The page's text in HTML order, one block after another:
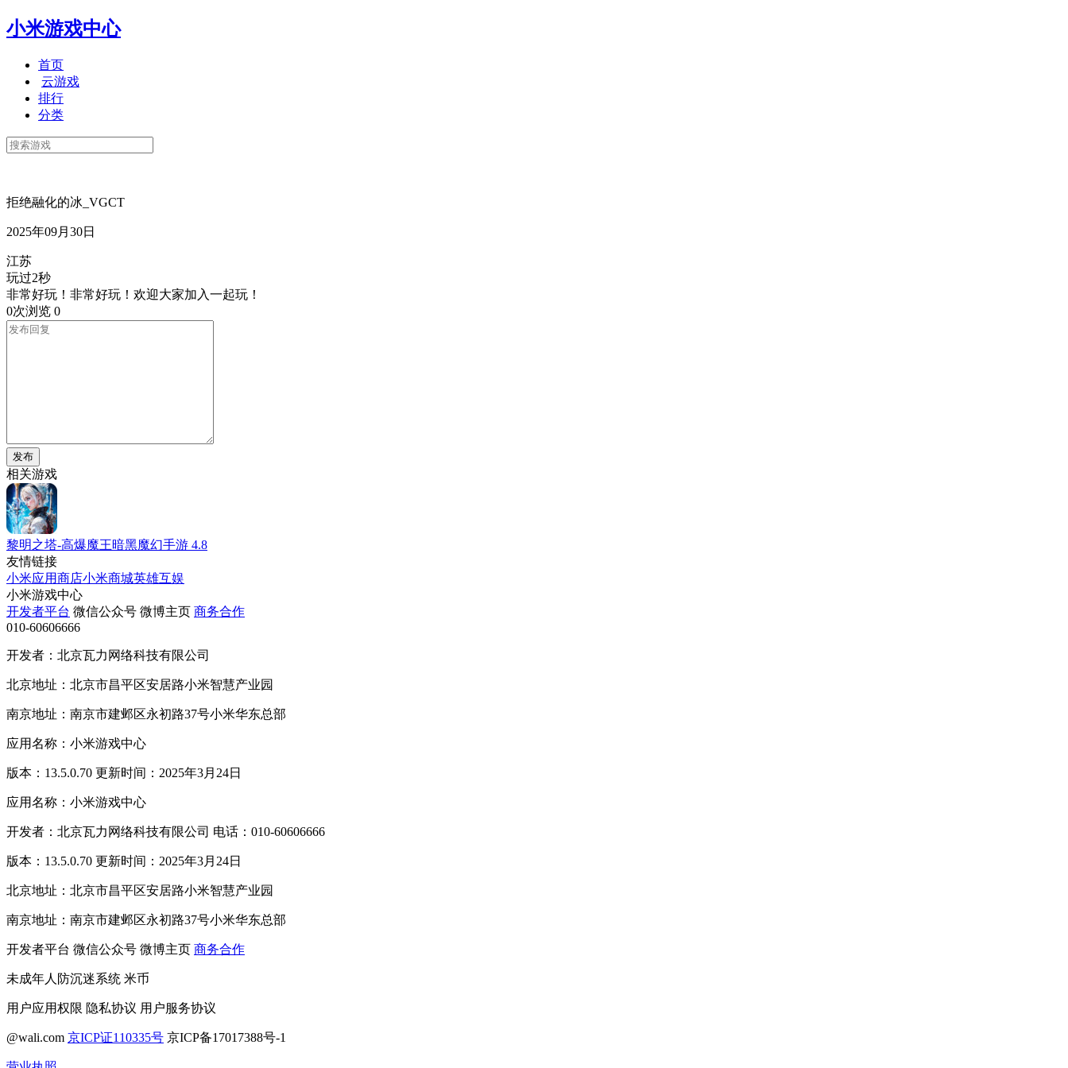
小米游戏中心
首页
云游戏
排行
分类
拒绝融化的冰_VGCT
2025年09月30日
江苏
玩过2秒
非常好玩！非常好玩！欢迎大家加入一起玩！
0次浏览 0
发布
相关游戏
黎明之塔-高爆魔王暗黑魔幻手游 4.8
友情链接
小米应用商店小米商城英雄互娱
小米游戏中心
开发者平台 微信公众号 微博主页 商务合作
010-60606666
开发者：北京瓦力网络科技有限公司
北京地址：北京市昌平区安居路小米智慧产业园
南京地址：南京市建邺区永初路37号小米华东总部
应用名称：小米游戏中心
版本：13.5.0.70 更新时间：2025年3月24日
应用名称：小米游戏中心
开发者：北京瓦力网络科技有限公司 电话：010-60606666
版本：13.5.0.70 更新时间：2025年3月24日
北京地址：北京市昌平区安居路小米智慧产业园
南京地址：南京市建邺区永初路37号小米华东总部
开发者平台 微信公众号 微博主页 商务合作
未成年人防沉迷系统 米币
用户应用权限 隐私协议 用户服务协议
@wali.com 京ICP证110335号 京ICP备17017388号-1